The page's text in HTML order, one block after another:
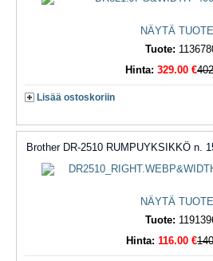
NÄYTÄ
Tuote:
Hinta:329.00 €
Lisää ostoskoriin
Brother DR-2510 RUMPUYKSIKKÖ n.
NÄYTÄ
Tuote:
Hinta: 116.00 €